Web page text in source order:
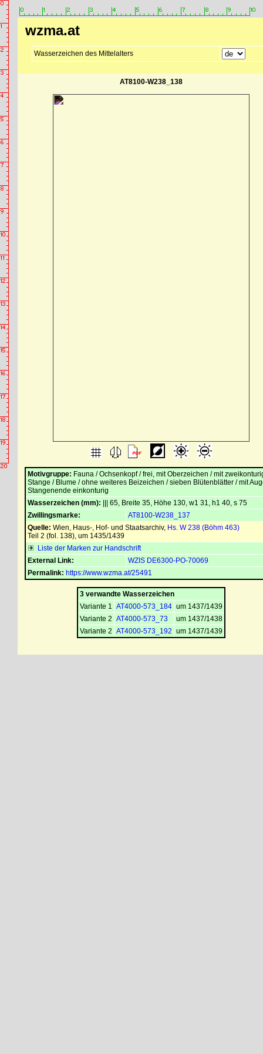
wzma.at
Wasserzeichen des Mittelalters
AT8100-W238_138
Motivgruppe: Fauna / Ochsenkopf / frei, mit Oberzeichen / mit
Stange / Blume / ohne weiteres Beizeichen / sieben Blütenblätter / mit
Stangenende einkonturig
Wasserzeichen (mm): ||| 65, Breite 35, Höhe 130, w1 31, h1 40, s 75
Zwillingsmarke:
AT8100-W238_137
Quelle: Wien, Haus-, Hof- und Staatsarchiv, Hs. W 238 (Böhm 463)
Teil 2 (fol. 138), um 1435/1439
Liste der Marken zur Handschrift
External Link:
WZIS DE6300-PO-70069
Permalink: https://www.wzma.at/25491
3 verwandte Wasserzeichen
Variante 1 AT4000-573_184 um 1437/1439
Variante 2 AT4000-573_73
um 1437/1438
Variante 2 AT4000-573_192 um 1437/1439